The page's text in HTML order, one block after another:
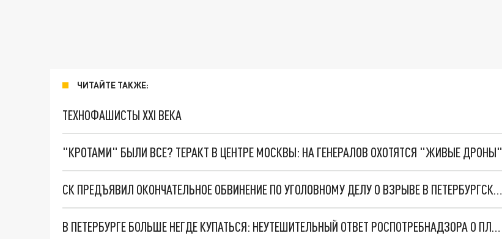
ЧИТАЙТЕ ТАКЖЕ:
ТЕХНОФАШИСТЫ XXI ВЕКА
"КРОТАМИ" БЫЛИ ВСЕ? ТЕРАКТ В ЦЕНТРЕ МОСКВЫ: НА ГЕНЕРАЛОВ ОХОТЯТСЯ "ЖИВЫЕ ДРОНЫ"
СК ПРЕДЪЯВИЛ ОКОНЧАТЕЛЬНОЕ ОБВИНЕНИЕ ПО УГОЛОВНОМУ ДЕЛУ О ВЗРЫВЕ В ПЕТЕРБУРГСКОМ КАФЕ
В ПЕТЕРБУРГЕ БОЛЬШЕ НЕГДЕ КУПАТЬСЯ: НЕУТЕШИТЕЛЬНЫЙ ОТВЕТ РОСПОТРЕБНАДЗОРА О ПЛЯЖАХ В ГОРОДЕ